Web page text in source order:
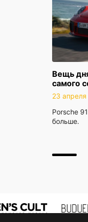
Вещь
самого
23 апреля
Porsche
больше.